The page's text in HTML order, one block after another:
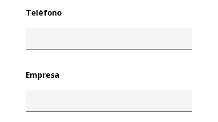
Teléfono
Empresa